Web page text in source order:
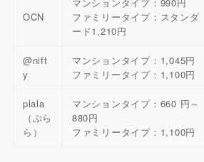
OCN
マンションタイプ：990円
ファミリータイプ：スタンダ
ード1,210円
@nift
y
マンションタイプ：1,045円
ファミリータイプ：1,100円
plala
（ぷら
ら）
マンションタイプ：660 円～
880円
ファミリータイプ：1,100円